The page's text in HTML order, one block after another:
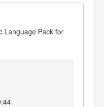
Language Pack for